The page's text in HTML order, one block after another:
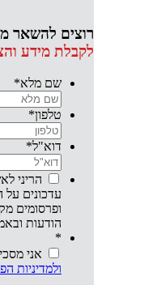
רוצים להשאר
לקבלת מידע
שם מלא*
טלפון*
דוא"ל*
הריני
עדכונים על
ופרסומים
הודעות
*
אני
ולמדיניות